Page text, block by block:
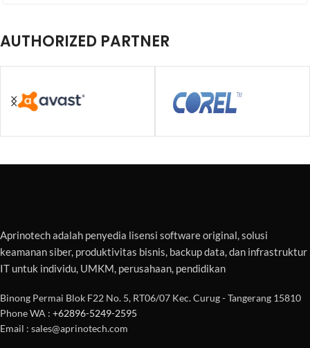
AUTHORIZED PARTNER
Aprinotech adalah penyedia lisensi software original, solusi
keamanan siber, produktivitas bisnis, backup data, dan infrastruktur
IT untuk individu, UMKM, perusahaan, pendidikan
Binong Permai Blok F22 No. 5, RT06/07 Kec. Curug - Tangerang 15810
Phone WA : +62896-5249-2595
Email : sales@aprinotech.com